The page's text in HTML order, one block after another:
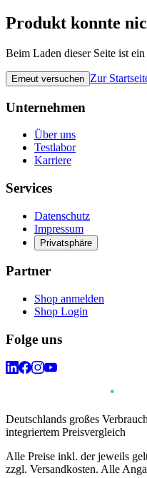
Produkt konnte
Beim Laden dieser Seite ist
Erneut versuchen Zur
Unternehmen
Über uns
Testlabor
Karriere
Services
Datenschutz
Impressum
Privatsphäre
Partner
Shop anmelden
Shop Login
Folge uns
Deutschlands großes
integriertem Preisvergleich
Alle Preise inkl. der jeweils
zzgl. Versandkosten. Alle